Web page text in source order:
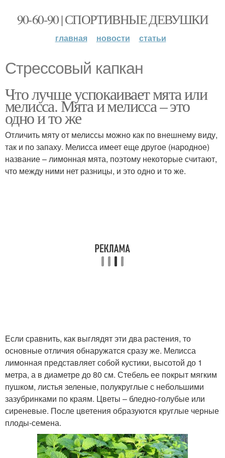
90-60-90 | СПОРТИВНЫЕ ДЕВУШКИ
главная новости статьи
Стрессовый капкан
Что лучше успокаивает мята или
мелисса. Мята и мелисса – это
одно и то же
Отличить мяту от мелиссы можно как по внешнему виду,
так и по запаху. Мелисса имеет еще другое (народное)
название – лимонная мята, поэтому некоторые считают,
что между ними нет разницы, и это одно и то же.
Если сравнить, как выглядят эти два растения, то
основные отличия обнаружатся сразу же. Мелисса
лимонная представляет собой кустики, высотой до 1
метра, а в диаметре до 80 см. Стебель ее покрыт мягким
пушком, листья зеленые, полукруглые с небольшими
зазубринками по краям. Цветы – бледно-голубые или
сиреневые. После цветения образуются круглые черные
плоды-семена.